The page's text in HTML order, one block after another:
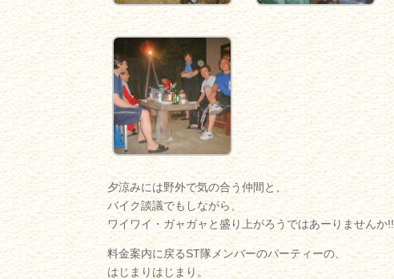
夕涼みには野外で気の合う仲間と、
バイク談議でもしながら、
ワイワイ・ガャガャと盛り上がろうではあーりませんか!!
料金案内に戻るST隊メンバーのパーティーの、
はじまりはじまり。